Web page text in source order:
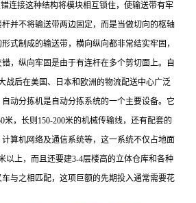
连接这种结构将模块相互锁住，使输送带有牢
并不将输送带两边固定，而是当做切向的枢轴
式制成的输送带，横向纵向都非常结实牢固，
，纵向牢固是由于有连杆在多个剪切面上。自
战后在美国、日本和欧洲的物流配送中心广泛
动分拣机是自动分拣系统的一个主要设备。它
米，长则150-200米的机械传输线，还有配套的
算机网络及通信系统等，这一系统不仅占地面
以上，而且还要建3-4层楼高的立体仓库和各种
与之相匹配，这项巨额的先期投入通常需要花